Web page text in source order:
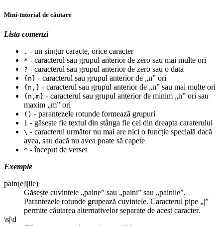
Mini-tutorial de căutare
Lista comenzi
. - un singur caracte, orice caracter
* - caracterul sau grupul anterior de zero sau mai multe ori
? - caracterul sau grupul anterior de zero sau o data
{n} - caracterul sau grupul anterior de „n” ori
{n,} - caracterul sau grupul anterior de „n” sau mai multe ori
{n,m} - caracterul sau grupul anterior de minim „n” ori sau
maxim „m” ori
() - parantezele rotunde formează grupuri
- găsește fie textul din stânga fie cel din dreapta caraterului
\ - caracterul următor nu mai are nici o funcție specială dacă
avea, sau dacă nu avea poate să capete
^ - început de verset
Exemple
pain(e|i|ile)
Găsește cuvintele „paine” sau „paini” sau „painile”.
Parantezele rotunde grupează cuvintele. Caracterul pipe „|”
permite căutarea alternativelor separate de acest caracter.
\s|\d